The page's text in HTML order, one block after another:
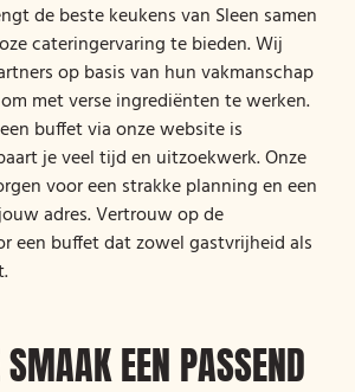
de beste keukens van Sleen samen
cateringervaring te bieden. Wij
op basis van hun vakmanschap
met verse ingrediënten te werken.
buffet via onze website is
je veel tijd en uitzoekwerk. Onze
voor een strakke planning en een
adres. Vertrouw op de
een buffet dat zowel gastvrijheid als
EEN PASSEND